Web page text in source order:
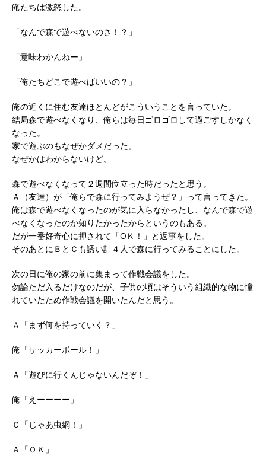
俺たちは激怒した。
「なんで森で遊べないのさ！？」
「意味わかんねー」
「俺たちどこで遊べばいいの？」
俺の近くに住む友達ほとんどがこういうことを言っていた。
結局森で遊べなくなり、俺らは毎日ゴロゴロして過ごすしかなく
なった。
家で遊ぶのもなぜかダメだった。
なぜかはわからないけど。
森で遊べなくなって２週間位立った時だったと思う。
Ａ（友達）が「俺らで森に行ってみようぜ？」って言ってきた。
俺は森で遊べなくなったのが気に入らなかったし、なんで森で遊
べなくなったのか知りたかったからというのもある。
だが一番好奇心に押されて「ОＫ！」と返事をした。
そのあとにＢとＣも誘い計４人で森に行ってみることにした。
次の日に俺の家の前に集まって作戦会議をした。
勿論ただ入るだけなのだが、子供の頃はそういう組織的な物に憧
れていたため作戦会議を開いたんだと思う。
Ａ「まず何を持っていく？」
俺「サッカーボール！」
Ａ「遊びに行くんじゃないんだぞ！」
俺「えーーーー」
Ｃ「じゃあ虫網！」
Ａ「ＯＫ」